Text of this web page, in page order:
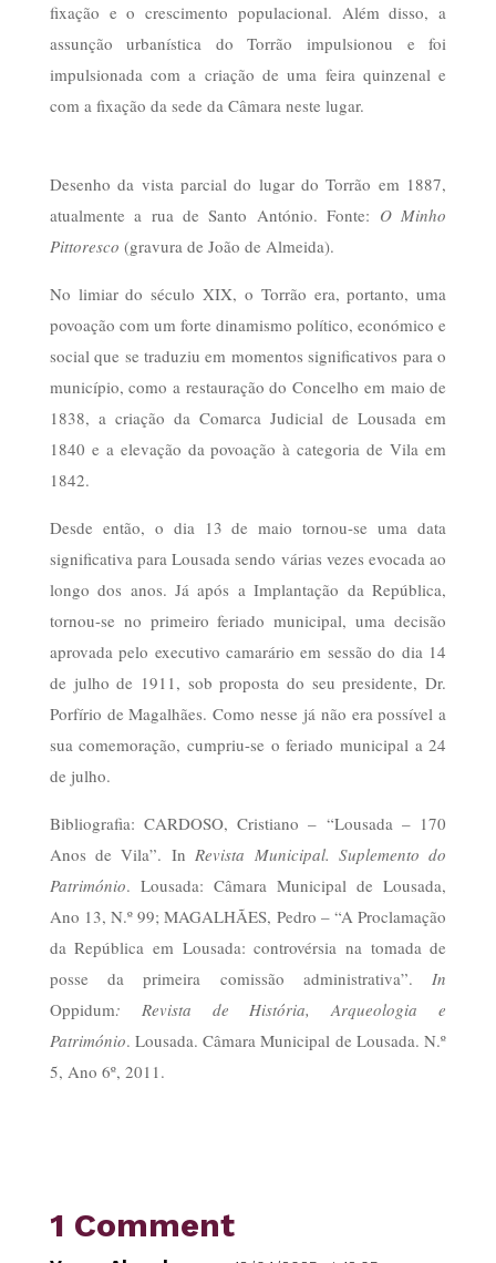
fixação e o crescimento populacional. Além disso, a
assunção urbanística do Torrão impulsionou e foi
impulsionada com a criação de uma feira quinzenal e
com a fixação da sede da Câmara neste lugar.
Desenho da vista parcial do lugar do Torrão em 1887,
atualmente a rua de Santo António. Fonte: O Minho
Pittoresco (gravura de João de Almeida).
No limiar do século XIX, o Torrão era, portanto, uma
povoação com um forte dinamismo político, económico e
social que se traduziu em momentos significativos para o
município, como a restauração do Concelho em maio de
1838, a criação da Comarca Judicial de Lousada em
1840 e a elevação da povoação à categoria de Vila em
1842.
Desde então, o dia 13 de maio tornou-se uma data
significativa para Lousada sendo várias vezes evocada ao
longo dos anos. Já após a Implantação da República,
tornou-se no primeiro feriado municipal, uma decisão
aprovada pelo executivo camarário em sessão do dia 14
de julho de 1911, sob proposta do seu presidente, Dr.
Porfírio de Magalhães. Como nesse já não era possível a
sua comemoração, cumpriu-se o feriado municipal a 24
de julho.
Bibliografia: CARDOSO, Cristiano – “Lousada – 170
Anos de Vila”. InRevista Municipal. Suplemento do
Património. Lousada: Câmara Municipal de Lousada,
Ano 13, N.º 99; MAGALHÃES, Pedro – “A Proclamação
da República em Lousada: controvérsia na tomada de
posse da primeira comissão administrativa”.In
Oppidum: Revista de História, Arqueologia e
Património. Lousada. Câmara Municipal de Lousada. N.º
5, Ano 6º, 2011.
1 Comment